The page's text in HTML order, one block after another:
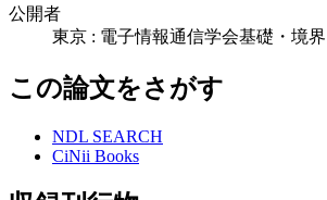
公開者
東京 : 電子情報通信学会基礎・境
この論文をさがす
NDL SEARCH
CiNii Books